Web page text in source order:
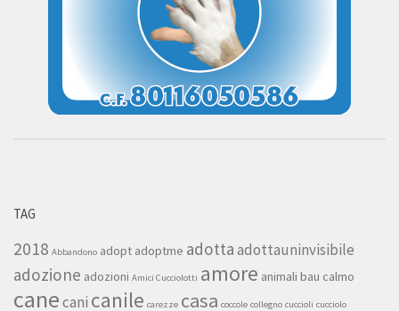
TAG
2018 Abbandono adopt adoptme adottaadottauninvisibile
adozione adozioni Amici Cucciolotti amore animali bau calmo
canecani canile carezze casa coccole collegno cuccioli cucciolo